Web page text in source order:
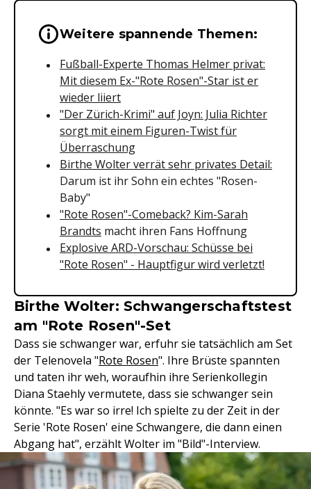
Wichtige Hinweise &
Weitere spannende Themen:
Fußball-Experte Thomas Helmer privat:
Mit diesem Ex-"Rote Rosen"-Star ist er
wieder liiert
"Der Zürich-Krimi" auf Joyn: Julia Richter
sorgt mit einem Figuren-Twist für
Überraschung
Birthe Wolter verrät sehr privates Detail:
Darum ist ihr Sohn ein echtes "Rosen-
Baby"
"Rote Rosen"-Comeback? Kim-Sarah
Brandts macht ihren Fans Hoffnung
Explosive ARD-Vorschau: Schüsse bei
"Rote Rosen" - Hauptfigur wird verletzt!
Birthe Wolter: Schwangerschaftstest
am "Rote Rosen"-Set
Dass sie schwanger war, erfuhr sie tatsächlich am Set
der Telenovela "Rote Rosen". Ihre Brüste spannten
und taten ihr weh, woraufhin ihre Serienkollegin
Diana Staehly vermutete, dass sie schwanger sein
könnte. "Es war so irre! Ich spielte zu der Zeit in der
Serie 'Rote Rosen' eine Schwangere, die dann einen
Abgang hat", erzählt Wolter im "Bild"-Interview.